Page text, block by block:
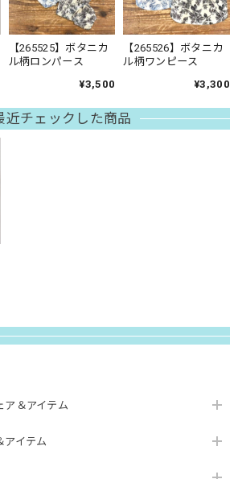
ア＆アイテム
アイテム
【265525】ボタニカ
ル柄ロンパース
¥3,500
【265526】ボタニカ
ル柄ワンピース
¥3,300
近チェックした商品